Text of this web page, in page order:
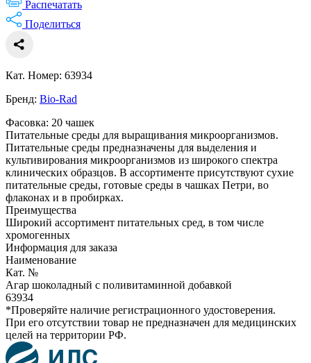
Распечатать
Поделиться
Кат. Номер: 63934
Бренд: Bio-Rad
Фасовка: 20 чашек
Питательные среды для выращивания микроорганизмов.
Питательные среды предназначены для выделения и
культивирования микроорганизмов из широкого спектра
клинических образцов. В ассортименте присутствуют сухие
питательные среды, готовые среды в чашках Петри, во
флаконах и в пробирках.
Преимущества
Широкий ассортимент питательных сред, в том числе
хромогенных
Информация для заказа
Наименование
Кат. №
Агар шоколадный с поливитаминной добавкой
63934
*Проверяйте наличие регистрационного удостоверения.
При его отсутствии товар не предназначен для медицинских
целей на территории РФ.